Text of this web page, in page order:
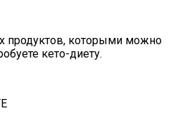
продуктов, которыми можно
кето-диету.